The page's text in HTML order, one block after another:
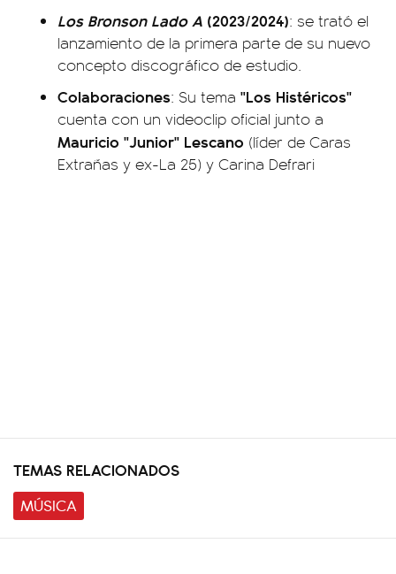
Los Bronson Lado A (2023/2024): se trató el
lanzamiento de la primera parte de su nuevo
concepto discográfico de estudio.
Colaboraciones: Su tema "Los Histéricos"
cuenta con un videoclip oficial junto a
Mauricio "Junior" Lescano (líder de Caras
Extrañas y ex-La 25) y Carina Defrari
TEMAS RELACIONADOS
MÚSICA